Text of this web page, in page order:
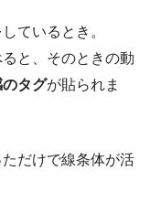
ているとき。
と、そのときの動
タグが貼られま
だけで線条体が活